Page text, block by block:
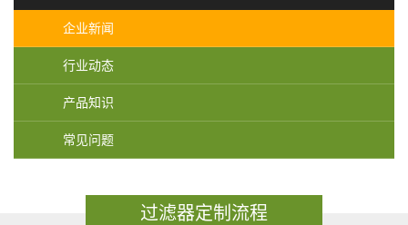
企业新闻
行业动态
产品知识
常见问题
过滤器定制流程